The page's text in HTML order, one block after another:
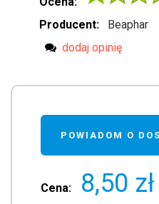
Producent:
Beaphar
dodaj opinię
POWIADOM O
Cena: 8,50 zł